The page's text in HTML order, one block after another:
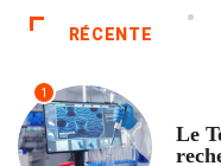
RÉCENTE
1
Le